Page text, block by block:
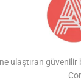
ulaştıran